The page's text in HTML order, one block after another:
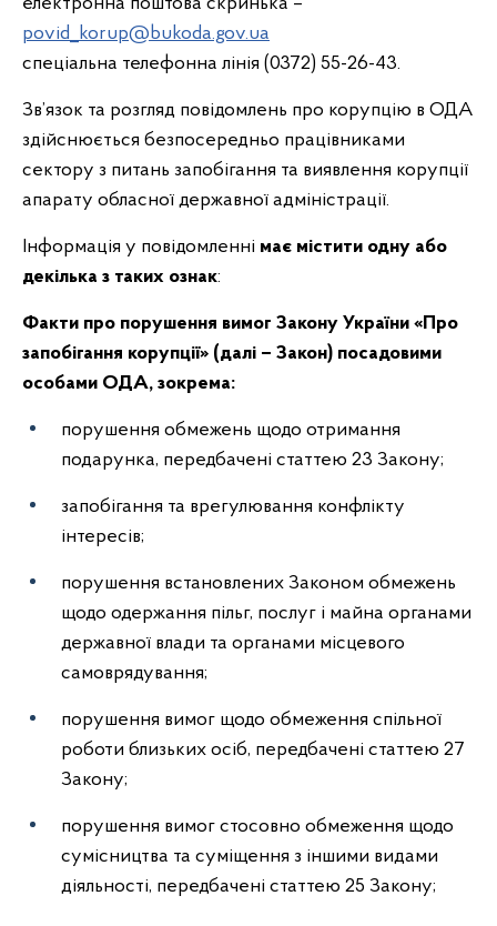
povid_korup@bukoda.gov.ua
спеціальна телефонна лінія (0372) 55-26-43.
Зв’язок та розгляд повідомлень про корупцію в ОДА
здійснюється безпосередньо працівниками
сектору з питань запобігання та виявлення корупції
апарату обласної державної адміністрації.
Інформація у повідомленні має містити одну або
декілька з таких ознак:
Факти про порушення вимог Закону України «Про
запобігання корупції» (далі – Закон) посадовими
особами ОДА, зокрема:
порушення обмежень щодо отримання
подарунка, передбачені статтею 23 Закону;
запобігання та врегулювання конфлікту
інтересів;
порушення встановлених Законом обмежень
щодо одержання пільг, послуг і майна органами
державної влади та органами місцевого
самоврядування;
порушення вимог щодо обмеження спільної
роботи близьких осіб, передбачені статтею 27
Закону;
порушення вимог стосовно обмеження щодо
сумісництва та суміщення з іншими видами
діяльності, передбачені статтею 25 Закону;